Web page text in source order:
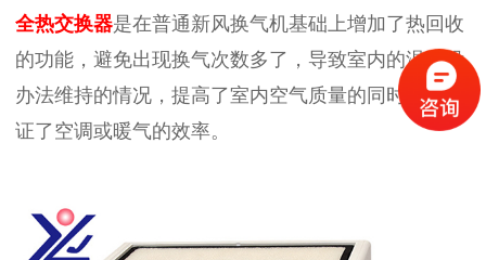
全热交换器是在普通新风换气机基础上增加了热回收
的功能，避免出现换气次数多了，导致室内的温度没
办法维持的情况，提高了室内空气质量的同时，还保
证了空调或暖气的效率。